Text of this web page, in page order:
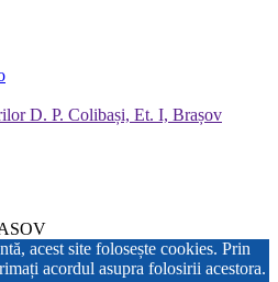
D. P. Colibași, Et. I, Brașov
acest site folosește cookies. Prin
acordul asupra folosirii acestora.